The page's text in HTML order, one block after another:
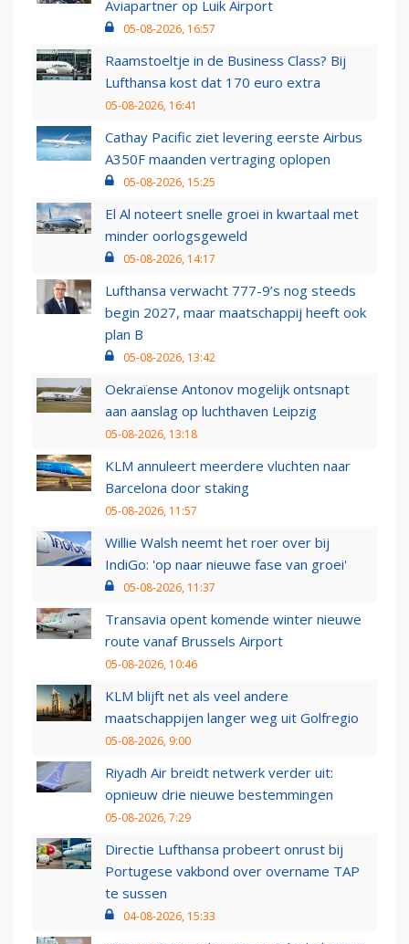
Aviapartner op Luik Airport
05-08-2026, 16:57
Raamstoeltje in de Business Class? Bij
Lufthansa kost dat 170 euro extra
05-08-2026, 16:41
Cathay Pacific ziet levering eerste Airbus
A350F maanden vertraging oplopen
05-08-2026, 15:25
El Al noteert snelle groei in kwartaal met
minder oorlogsgeweld
05-08-2026, 14:17
Lufthansa verwacht 777-9’s nog steeds
begin 2027, maar maatschappij heeft ook
plan B
05-08-2026, 13:42
Oekraïense Antonov mogelijk ontsnapt
aan aanslag op luchthaven Leipzig
05-08-2026, 13:18
KLM annuleert meerdere vluchten naar
Barcelona door staking
05-08-2026, 11:57
Willie Walsh neemt het roer over bij
IndiGo: 'op naar nieuwe fase van groei'
05-08-2026, 11:37
Transavia opent komende winter nieuwe
route vanaf Brussels Airport
05-08-2026, 10:46
KLM blijft net als veel andere
maatschappijen langer weg uit Golfregio
05-08-2026, 9:00
Riyadh Air breidt netwerk verder uit:
opnieuw drie nieuwe bestemmingen
05-08-2026, 7:29
Directie Lufthansa probeert onrust bij
Portugese vakbond over overname TAP
te sussen
04-08-2026, 15:33